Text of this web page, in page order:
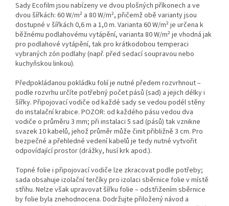
Sady Ecofilm jsou nabízeny ve dvou plošných příkonech a ve
dvou šířkách: 60 W/m² a 80 W/m², přičemž obě varianty jsou
dostupné v šířkách 0,6 m a 1,0 m. Varianta 60 W/m² je určena k
běžnému podlahovému vytápění, varianta 80 W/m² je vhodná jak
pro podlahové vytápění, tak pro krátkodobou temperaci
vybraných zón podlahy (např. před sedací soupravou nebo
kuchyňskou linkou).
Předpokládanou pokládku folií je nutné předem rozvrhnout –
podle rozvrhu určíte potřebný počet pásů (sad) a jejich délky i
šířky. Připojovací vodiče od každé sady se vedou podél stěny
do instalační krabice. POZOR: od každého pásu vedou dva
vodiče o průměru 3 mm; při instalaci 5 sad (pásů) tak vznikne
svazek 10 kabelů, jehož průměr může činit přibližně 3 cm. Pro
bezpečné a přehledné vedení kabelů je tedy nutné vytvořit
odpovídající prostor (drážky, husí krk apod.).
Topné folie i připojovací vodiče lze zkracovat podle potřeby;
sada obsahuje izolační terčíky pro izolaci sběrnice folie v místě
střihu. Nelze však upravovat šířku folie – odstřižením sběrnice
by folie byla znehodnocena. Dodržujte přiložený návod a